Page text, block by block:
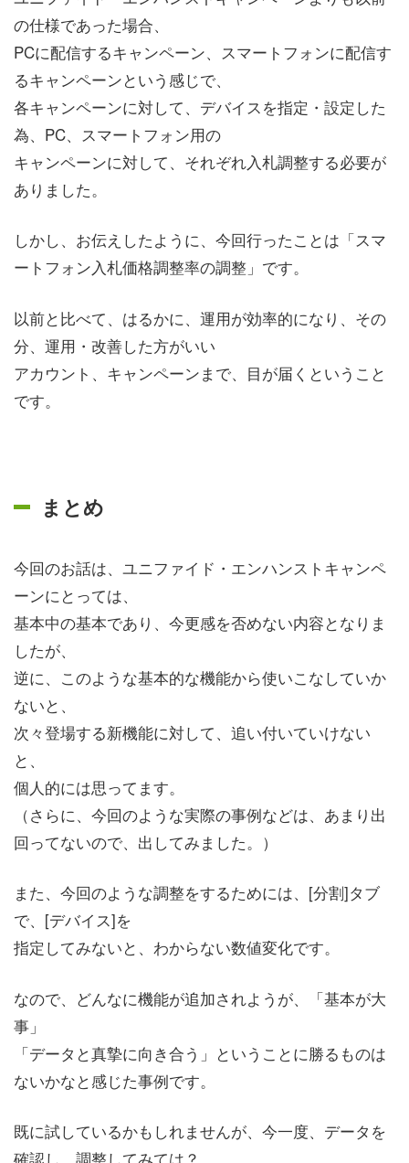
の仕様であった場合、
PCに配信するキャンペーン、スマートフォンに配信す
るキャンペーンという感じで、
各キャンペーンに対して、デバイスを指定・設定した
為、PC、スマートフォン用の
キャンペーンに対して、それぞれ入札調整する必要が
ありました。
しかし、お伝えしたように、今回行ったことは「スマ
ートフォン入札価格調整率の調整」です。
以前と比べて、はるかに、運用が効率的になり、その
分、運用・改善した方がいい
アカウント、キャンペーンまで、目が届くということ
です。
まとめ
今回のお話は、ユニファイド・エンハンストキャンペ
ーンにとっては、
基本中の基本であり、今更感を否めない内容となりま
したが、
逆に、このような基本的な機能から使いこなしていか
ないと、
次々登場する新機能に対して、追い付いていけない
と、
個人的には思ってます。
（さらに、今回のような実際の事例などは、あまり出
回ってないので、出してみました。）
また、今回のような調整をするためには、[分割]タブ
で、[デバイス]を
指定してみないと、わからない数値変化です。
なので、どんなに機能が追加されようが、「基本が大
事」
「データと真摯に向き合う」ということに勝るものは
ないかなと感じた事例です。
既に試しているかもしれませんが、今一度、データを
確認し、調整してみては？